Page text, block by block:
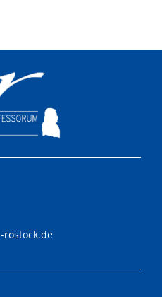
rostock.de